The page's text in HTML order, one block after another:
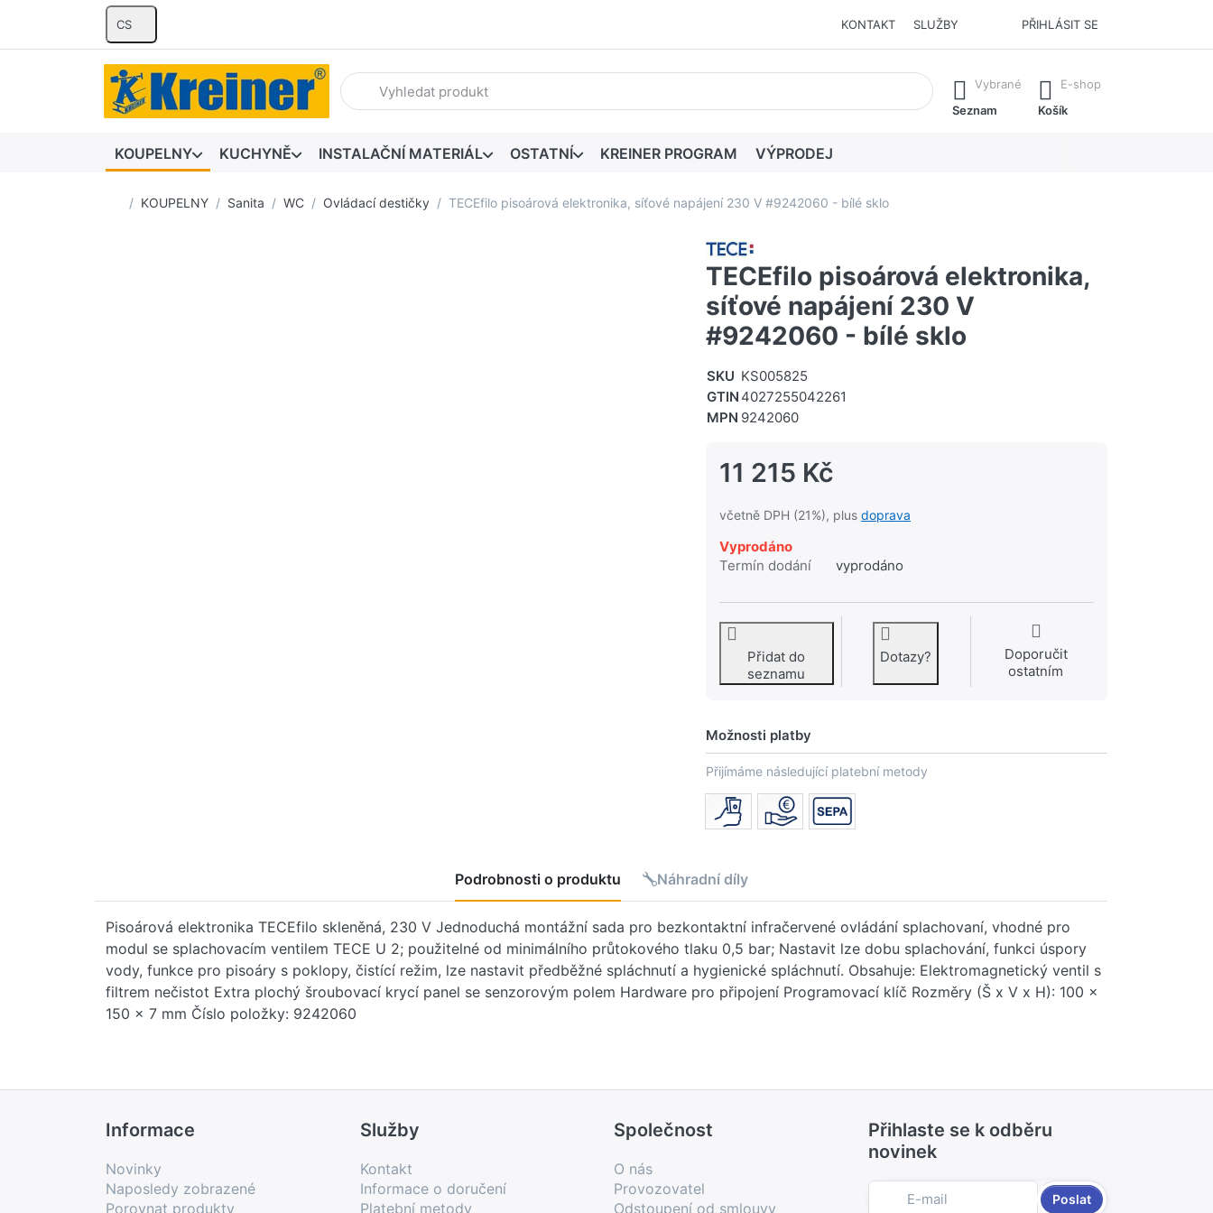
CS KONTAKT SLUŽBY PŘIHLÁSIT SE
Zadejte hledaný výraz. První výsledky se zobrazí automaticky při zadávání. Stisknutím klávesy Enter vyvoláte všechny výsledky.
Vybrané
Seznam
E-shop
Košík
KOUPELNY KUCHYNĚ INSTALAČNÍ MATERIÁL OSTATNÍ KREINER PROGRAM VÝPRODEJ
Domovská stránka
KOUPELNY Sanita WC Ovládací destičky TECEfilo pisoárová elektronika, síťové napájení 230 V #9242060 - bílé sklo
TECEfilo pisoárová elektronika,
síťové napájení 230 V
#9242060 - bílé sklo
SKU KS005825
GTIN 4027255042261
MPN 9242060
11 215 Kč
včetně DPH (21%), plus doprava
Vyprodáno
Termín dodání
vyprodáno
Přidat do
seznamu
Dotazy?
Doporučit
ostatním
Možnosti platby
Přijímáme následující platební metody
Podrobnosti o produktu Náhradní díly
Pisoárová elektronika TECEfilo skleněná, 230 V Jednoduchá montážní sada pro bezkontaktní infračervené ovládání splachovaní, vhodné pro
modul se splachovacím ventilem TECE U 2; použitelné od minimálního průtokového tlaku 0,5 bar; Nastavit lze dobu splachování, funkci úspory
vody, funkce pro pisoáry s poklopy, čistící režim, lze nastavit předběžné spláchnutí a hygienické spláchnutí. Obsahuje: Elektromagnetický ventil s
filtrem nečistot Extra plochý šroubovací krycí panel se senzorovým polem Hardware pro připojení Programovací klíč Rozměry (Š x V x H): 100 x
150 x 7 mm Číslo položky: 9242060
Informace
Novinky
Naposledy zobrazené
Porovnat produkty
Služby
Kontakt
Informace o doručení
Platební metody
Společnost
O nás
Provozovatel
Odstoupení od smlouvy
Přihlaste se k odběru
novinek
Poslat